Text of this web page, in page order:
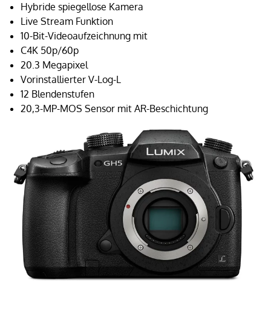
Hybride spiegellose Kamera
Live Stream Funktion
10-Bit-Videoaufzeichnung mit
C4K 50p/60p
20.3 Megapixel
Vorinstallierter V-Log-L
12 Blendenstufen
20,3-MP-MOS Sensor mit AR-Beschichtung